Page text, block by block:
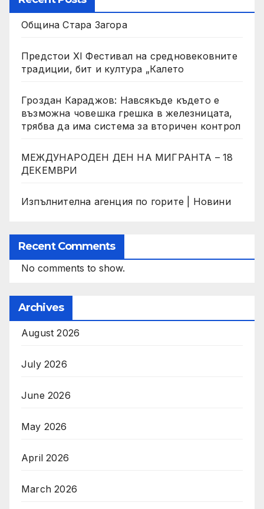
Община Стара Загора
Предстои XI Фестивал на средновековните
традиции, бит и култура „Калето
Гроздан Караджов: Навсякъде където е
възможна човешка грешка в железницата,
трябва да има система за вторичен контрол
МЕЖДУНАРОДЕН ДЕН НА МИГРАНТА – 18
ДЕКЕМВРИ
Изпълнителна агенция по горите | Новини
Recent Comments
No comments to show.
Archives
August 2026
July 2026
June 2026
May 2026
April 2026
March 2026